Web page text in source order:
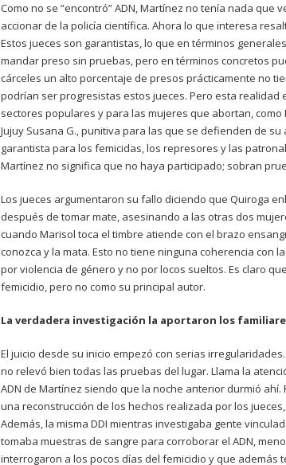
Como no se “encontró” ADN, Martínez no tenía nada que
accionar de la policía científica. Ahora lo que interesa
Estos jueces son garantistas, lo que en términos
mandar preso sin pruebas, pero en términos concretos
cárceles un alto porcentaje de presos prácticamente no
podrían ser progresistas estos jueces. Pero esta realidad
sectores populares y para las mujeres que abortan,
Jujuy Susana G., punitiva para las que se defienden de su
garantista para los femicidas, los represores y las
Martínez no significa que no haya participado; sobran
Los jueces argumentaron su fallo diciendo que Quiroga
después de tomar mate, asesinando a las otras dos
cuando Marisol toca el timbre atiende con el brazo
conozca y la mata. Esto no tiene ninguna coherencia con
por violencia de género y no por locos sueltos. Es claro
femicidio, pero no como su principal autor.
La verdadera investigación la aportaron los
El juicio desde su inicio empezó con serias
no relevó bien todas las pruebas del lugar. Llama la
ADN de Martínez siendo que la noche anterior durmió
una reconstrucción de los hechos realizada por los
Además, la misma DDI mientras investigaba gente
tomaba muestras de sangre para corroborar el ADN,
interrogaron a los pocos días del femicidio y que además